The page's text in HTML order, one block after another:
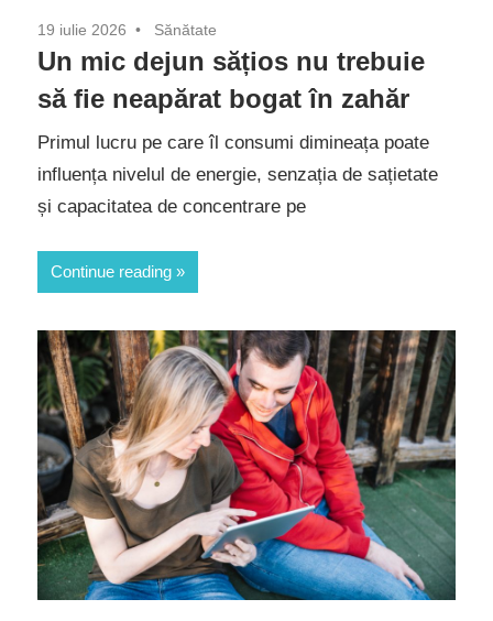
19 iulie 2026 Sănătate
Un mic dejun sățios nu trebuie
să fie neapărat bogat în zahăr
Primul lucru pe care îl consumi dimineața poate
influența nivelul de energie, senzația de sațietate
și capacitatea de concentrare pe
Continue reading